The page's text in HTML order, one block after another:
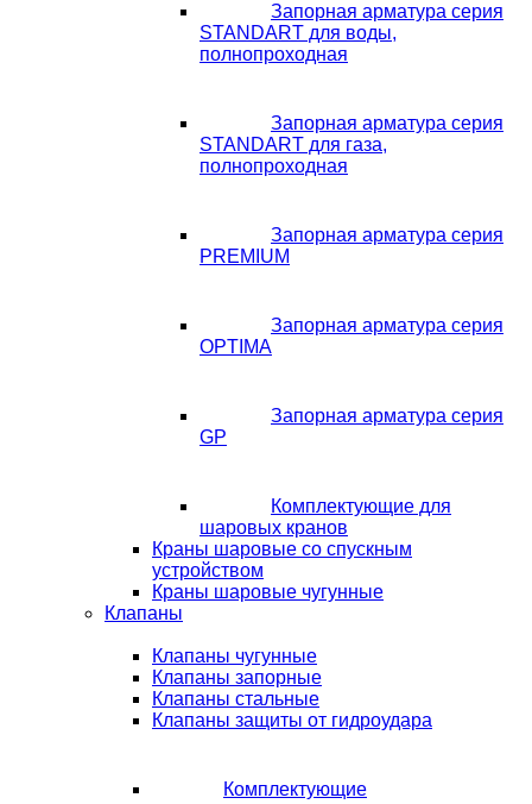
Запорная арматура серия
STANDART для воды,
полнопроходная
Запорная арматура серия
STANDART для газа,
полнопроходная
Запорная арматура серия
PREMIUM
Запорная арматура серия
OPTIMA
Запорная арматура серия
GP
Комплектующие для
шаровых кранов
Краны шаровые со спускным
устройством
Краны шаровые чугунные
Клапаны
Клапаны чугунные
Клапаны запорные
Клапаны стальные
Клапаны защиты от гидроудара
Комплектующие